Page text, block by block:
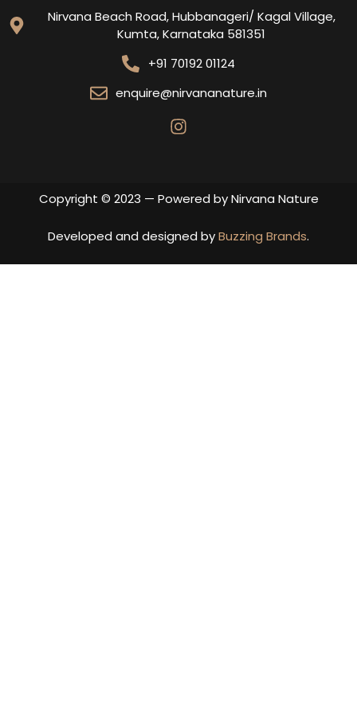
Nirvana Beach Road, Hubbanageri/ Kagal Village,
Kumta, Karnataka 581351
+91 70192 01124
enquire@nirvananature.in
Copyright © 2023 — Powered by Nirvana Nature
Developed and designed byBuzzing Brands.